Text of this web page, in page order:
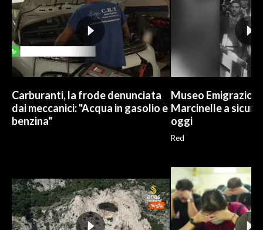
Carburanti, la frode denunciata
dai meccanici: "Acqua in gasolio e
benzina"
Museo
Marcinelle a
oggi
Red